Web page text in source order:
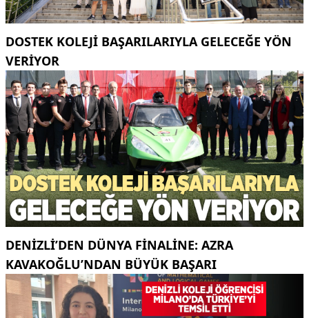
DOSTEK KOLEJİ BAŞARILARIYLA GELECEĞE YÖN
VERİYOR
DENIZLI’DEN DÜNYA FINALINE: AZRA
KAVAKOĞLU’NDAN BÜYÜK BAŞARI